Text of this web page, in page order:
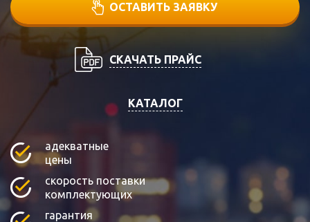
ОСТАВИТЬ ЗАЯВКУ
СКАЧАТЬ ПРАЙС
КАТАЛОГ
адекватные
цены
скорость поставки
комплектующих
гарантия